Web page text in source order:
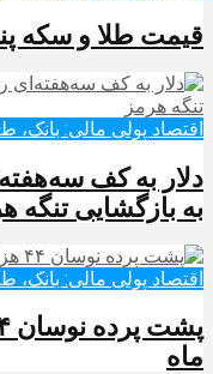
قیمت طلا و سکه پنجشنبه
اقتصاد پولی مالی: بانک،
دلار به کف
به بازگشایی تنگه
اقتصاد پولی مالی: بانک،
ماه